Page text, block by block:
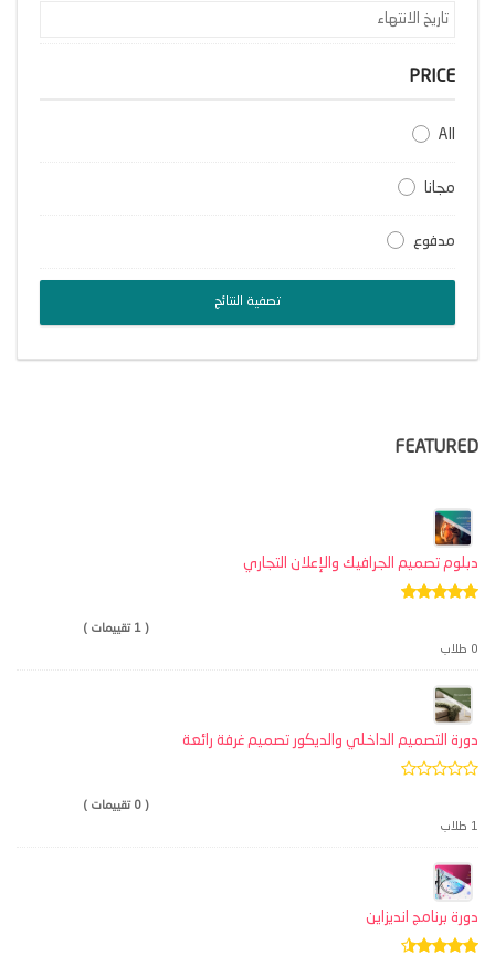
PRICE
All
مجانا
مدفوع
تصفية النتائج
FEATURED
دبلوم تصميم الجرافيك والإعلان التجاري
( 1 تقييمات )
0 طلاب
دورة التصميم الداخلي والديكور تصميم غرفة رائعة
( 0 تقييمات )
1 طلاب
دورة برنامج انديزاين